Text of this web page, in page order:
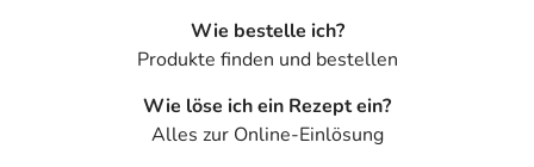
Wie bestelle ich?
Produkte finden und bestellen
Wie löse ich ein Rezept ein?
Alles zur Online-Einlösung